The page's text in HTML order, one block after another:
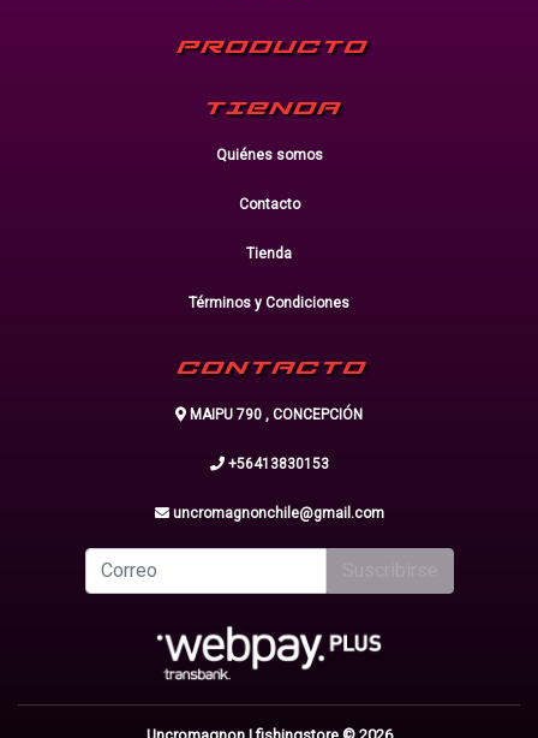
PRODUCTO
TIENDA
Quiénes somos
Contacto
Tienda
Términos y Condiciones
CONTACTO
MAIPU 790 , CONCEPCIÓN
+56413830153
uncromagnonchile@gmail.com